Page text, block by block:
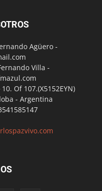
Agüero -
Villa -
Of 107.(X5152EYN)
- Argentina